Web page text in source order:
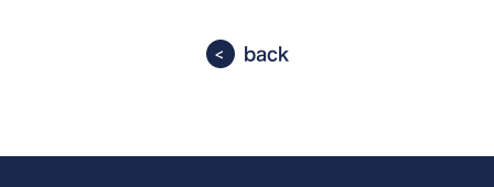
back